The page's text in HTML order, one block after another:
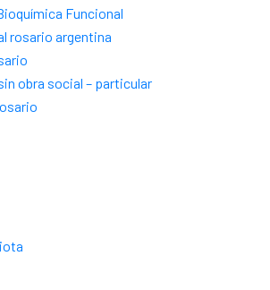
Funcional
rosario argentina
obra social – particular